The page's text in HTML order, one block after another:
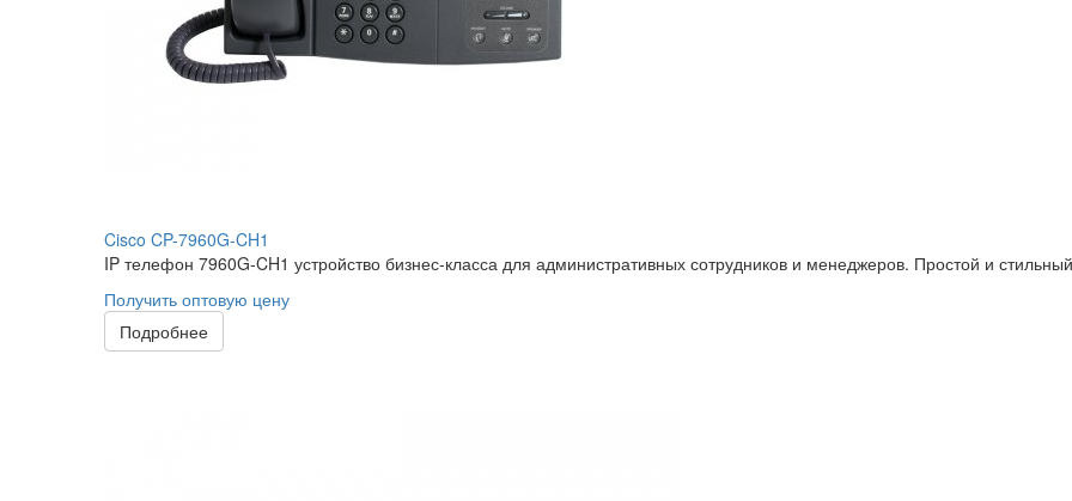
Cisco CP-7960G-CH1
IP телефон 7960G-CH1 устройство бизнес-класса для административных сотрудников и менеджеров. Простой и
Получить оптовую цену
Подробнее